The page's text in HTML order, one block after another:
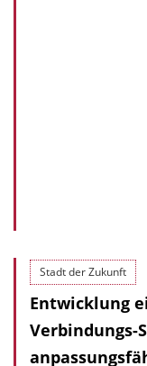
Stadt der Zukunft
Entwicklung
Verbindungs-